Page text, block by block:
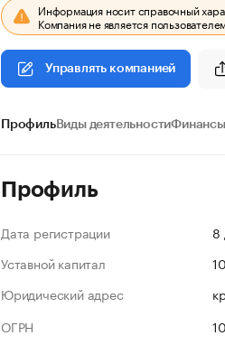
Информация носит справочный
Компания не является
Управлять компанией
ПрофильВиды деятельностиФинансы
Профиль
Дата регистрации
8
Уставной капитал
Юридический адрес
ОГРН